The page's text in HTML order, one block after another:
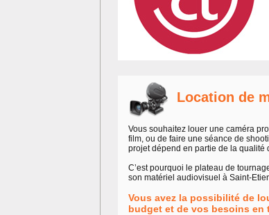
Location de
Vous souhaitez louer une caméra
film, ou de faire une séance de
projet dépend en partie de la qualité
C’est pourquoi le plateau de
son matériel audiovisuel à Saint-
Vous avez la possibilité de
budget et de vos besoins en